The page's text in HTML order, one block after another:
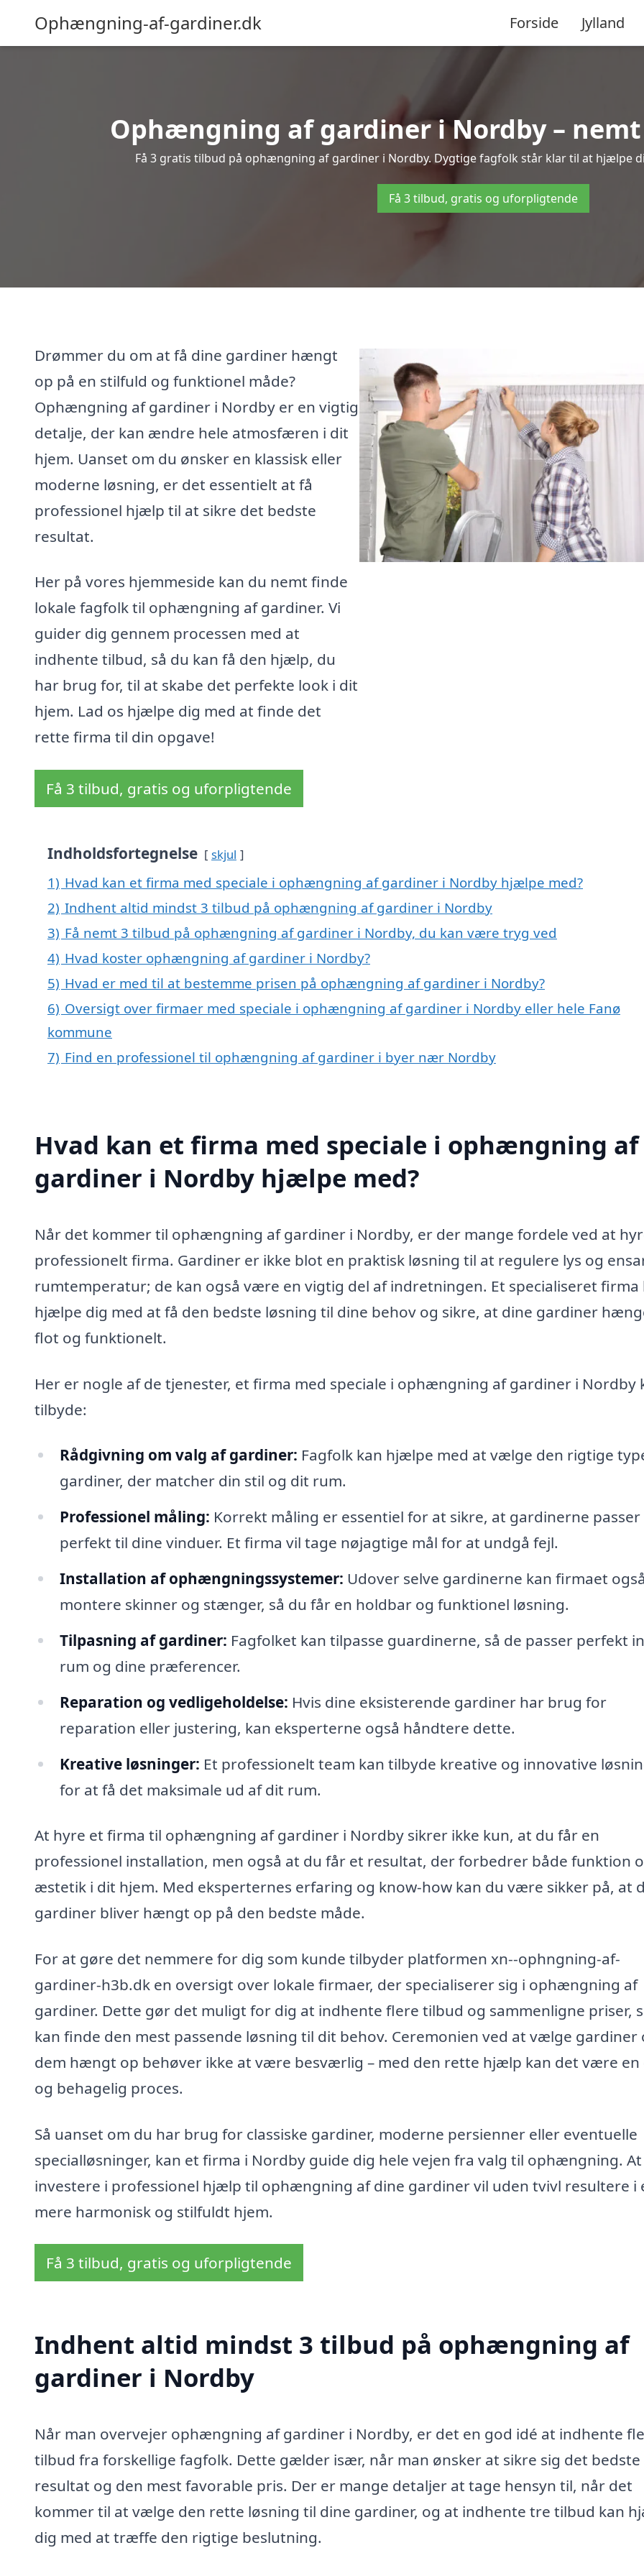
Ophængning-af-gardiner.dk Forside Jylland
Ophængning af gardiner i Nordby –
Få 3 gratis tilbud på ophængning af gardiner i Nordby. Dygtige fagfolk står klar til at hjælpe
Få 3 tilbud, gratis og uforpligtende
Drømmer du om at få dine gardiner hængt
op på en stilfuld og funktionel måde?
Ophængning af gardiner i Nordby er en vigtig
detalje, der kan ændre hele atmosfæren i dit
hjem. Uanset om du ønsker en klassisk eller
moderne løsning, er det essentielt at få
professionel hjælp til at sikre det bedste
resultat.
Her på vores hjemmeside kan du nemt finde
lokale fagfolk til ophængning af gardiner. Vi
guider dig gennem processen med at
indhente tilbud, så du kan få den hjælp, du
har brug for, til at skabe det perfekte look i dit
hjem. Lad os hjælpe dig med at finde det
rette firma til din opgave!
Få 3 tilbud, gratis og uforpligtende
Indholdsfortegnelse skjul
1) Hvad kan et firma med speciale i ophængning af gardiner i Nordby hjælpe med?
2) Indhent altid mindst 3 tilbud på ophængning af gardiner i Nordby
3) Få nemt 3 tilbud på ophængning af gardiner i Nordby, du kan være tryg ved
4) Hvad koster ophængning af gardiner i Nordby?
5) Hvad er med til at bestemme prisen på ophængning af gardiner i Nordby?
6) Oversigt over firmaer med speciale i ophængning af gardiner i Nordby eller hele Fanø
kommune
7) Find en professionel til ophængning af gardiner i byer nær Nordby
Hvad kan et firma med speciale i ophængning af
gardiner i Nordby hjælpe med?
Når det kommer til ophængning af gardiner i Nordby, er der mange fordele ved at
professionelt firma. Gardiner er ikke blot en praktisk løsning til at regulere lys og
rumtemperatur; de kan også være en vigtig del af indretningen. Et specialiseret firma
hjælpe dig med at få den bedste løsning til dine behov og sikre, at dine gardiner
flot og funktionelt.
Her er nogle af de tjenester, et firma med speciale i ophængning af gardiner i Nordby
tilbyde:
Rådgivning om valg af gardiner: Fagfolk kan hjælpe med at vælge den rigtige
gardiner, der matcher din stil og dit rum.
Professionel måling: Korrekt måling er essentiel for at sikre, at gardinerne passer
perfekt til dine vinduer. Et firma vil tage nøjagtige mål for at undgå fejl.
Installation af ophængningssystemer: Udover selve gardinerne kan firmaet også
montere skinner og stænger, så du får en holdbar og funktionel løsning.
Tilpasning af gardiner: Fagfolket kan tilpasse guardinerne, så de passer perfekt
rum og dine præferencer.
Reparation og vedligeholdelse: Hvis dine eksisterende gardiner har brug for
reparation eller justering, kan eksperterne også håndtere dette.
Kreative løsninger: Et professionelt team kan tilbyde kreative og innovative
for at få det maksimale ud af dit rum.
At hyre et firma til ophængning af gardiner i Nordby sikrer ikke kun, at du får en
professionel installation, men også at du får et resultat, der forbedrer både funktion
æstetik i dit hjem. Med eksperternes erfaring og know-how kan du være sikker på, at
gardiner bliver hængt op på den bedste måde.
For at gøre det nemmere for dig som kunde tilbyder platformen xn--ophngning-af-
gardiner-h3b.dk en oversigt over lokale firmaer, der specialiserer sig i ophængning af
gardiner. Dette gør det muligt for dig at indhente flere tilbud og sammenligne priser,
kan finde den mest passende løsning til dit behov. Ceremonien ved at vælge gardiner
dem hængt op behøver ikke at være besværlig – med den rette hjælp kan det være en
og behagelig proces.
Så uanset om du har brug for classiske gardiner, moderne persienner eller eventuelle
specialløsninger, kan et firma i Nordby guide dig hele vejen fra valg til ophængning. At
investere i professionel hjælp til ophængning af dine gardiner vil uden tvivl resultere i
mere harmonisk og stilfuldt hjem.
Få 3 tilbud, gratis og uforpligtende
Indhent altid mindst 3 tilbud på ophængning af
gardiner i Nordby
Når man overvejer ophængning af gardiner i Nordby, er det en god idé at indhente
tilbud fra forskellige fagfolk. Dette gælder især, når man ønsker at sikre sig det bedste
resultat og den mest favorable pris. Der er mange detaljer at tage hensyn til, når det
kommer til at vælge den rette løsning til dine gardiner, og at indhente tre tilbud kan
dig med at træffe den rigtige beslutning.